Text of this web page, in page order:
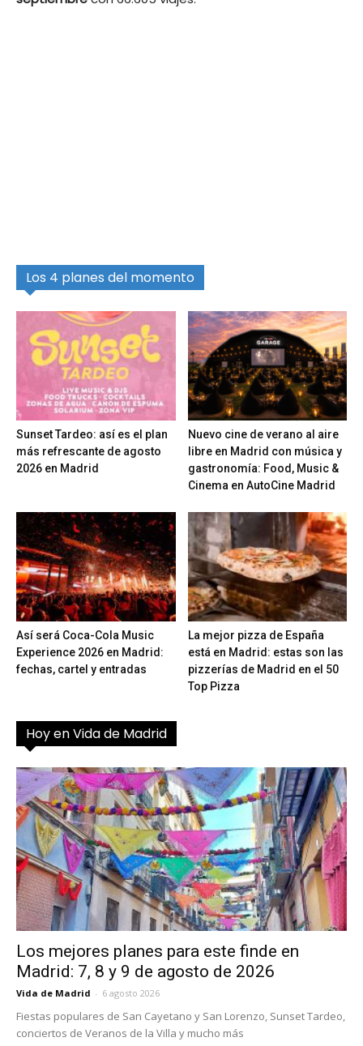
Los 4 planes del momento
Sunset Tardeo: así es el plan
más refrescante de agosto
2026 en Madrid
Nuevo cine de verano al aire
libre en Madrid con música y
gastronomía: Food, Music &
Cinema en AutoCine Madrid
Así será Coca-Cola Music
Experience 2026 en Madrid:
fechas, cartel y entradas
La mejor pizza de España
está en Madrid: estas son las
pizzerías de Madrid en el 50
Top Pizza
Hoy en Vida de Madrid
Los mejores planes para este finde en
Madrid: 7, 8 y 9 de agosto de 2026
Vida de Madrid - 6 agosto 2026
Fiestas populares de San Cayetano y San Lorenzo, Sunset Tardeo,
conciertos de Veranos de la Villa y mucho más